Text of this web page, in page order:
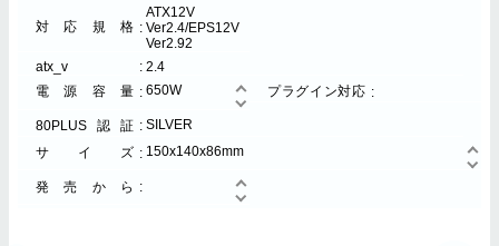
対応規格
ATX12V
Ver2.4/EPS12V
Ver2.92
atx_v
2.4
電源容量
650W プラグイン対応
80PLUS認証
SILVER
サイズ
150x140x86mm
発売から